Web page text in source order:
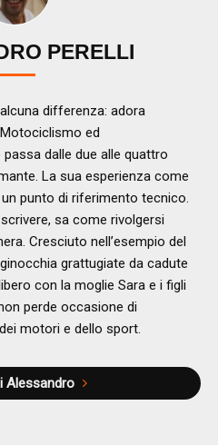
PERELLI
differenza: adora
ed
dalle due alle quattro
La sua esperienza come
punto di riferimento tecnico.
sa come rivolgersi
Cresciuto nell’esempio del
grattugiate da cadute
con la moglie Sara e i figli
perde occasione di
motori e dello sport.
Alessandro